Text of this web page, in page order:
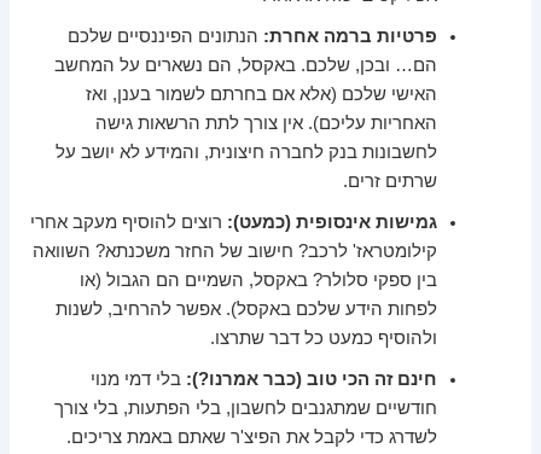
פרטיות ברמה אחרת: הנתונים הפיננסיים שלכם
הם… ובכן, שלכם. באקסל, הם נשארים על המחשב
האישי שלכם (אלא אם בחרתם לשמור בענן, ואז
האחריות עליכם). אין צורך לתת הרשאות גישה
לחשבונות בנק לחברה חיצונית, והמידע לא יושב על
שרתים זרים.
גמישות אינסופית (כמעט): רוצים להוסיף מעקב אחרי
קילומטראז' לרכב? חישוב של החזר משכנתא? השוואה
בין ספקי סלולר? באקסל, השמיים הם הגבול (או
לפחות הידע שלכם באקסל). אפשר להרחיב, לשנות
ולהוסיף כמעט כל דבר שתרצו.
חינם זה הכי טוב (כבר אמרנו?): בלי דמי מנוי
חודשיים שמתגנבים לחשבון, בלי הפתעות, בלי צורך
לשדרג כדי לקבל את הפיצ'ר שאתם באמת צריכים.